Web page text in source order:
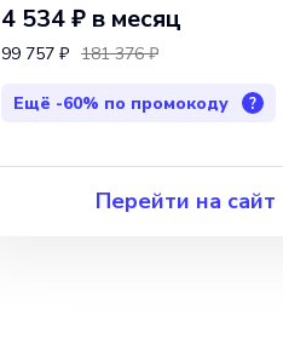
4 534 ₽ в месяц
99 757 ₽ 181 376 ₽
Ещё -60% по промокоду ?
Перейти на сайт